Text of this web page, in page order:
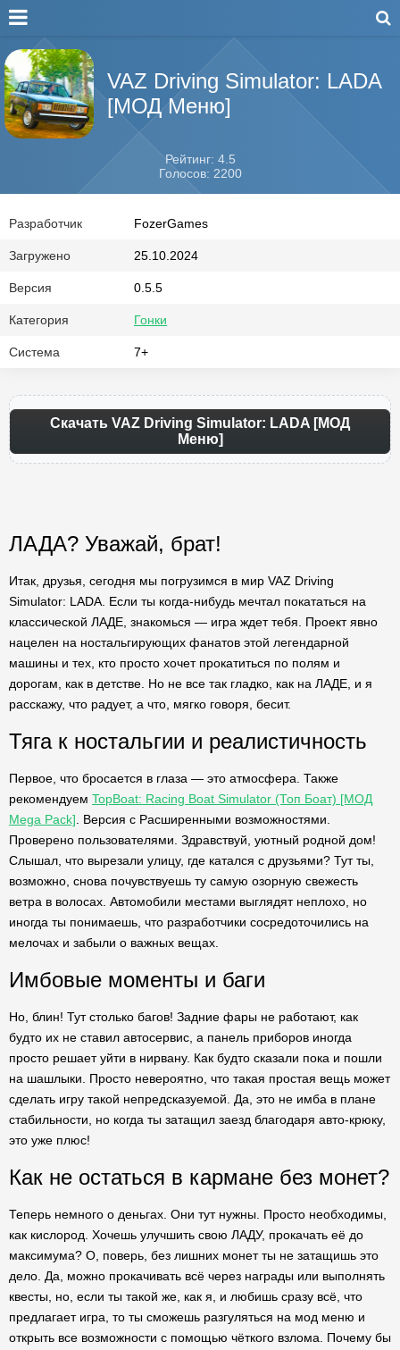
VAZ Driving Simulator: LADA
[МОД Меню]
Рейтинг: 4.5
Голосов: 2200
Разработчик FozerGames
Загружено 25.10.2024
Версия 0.5.5
Категория Гонки
Система 7+
Скачать VAZ Driving Simulator: LADA [МОД
Меню]
ЛАДА? Уважай, брат!
Итак, друзья, сегодня мы погрузимся в мир VAZ Driving
Simulator: LADA. Если ты когда-нибудь мечтал покататься на
классической ЛАДЕ, знакомься — игра ждет тебя. Проект явно
нацелен на ностальгирующих фанатов этой легендарной
машины и тех, кто просто хочет прокатиться по полям и
дорогам, как в детстве. Но не все так гладко, как на ЛАДЕ, и я
расскажу, что радует, а что, мягко говоря, бесит.
Тяга к ностальгии и реалистичность
Первое, что бросается в глаза — это атмосфера. Также
рекомендуем TopBoat: Racing Boat Simulator (Топ Боат) [МОД
Mega Pack] . Версия с Расширенными возможностями.
Проверено пользователями. Здравствуй, уютный родной дом!
Слышал, что вырезали улицу, где катался с друзьями? Тут ты,
возможно, снова почувствуешь ту самую озорную свежесть
ветра в волосах. Автомобили местами выглядят неплохо, но
иногда ты понимаешь, что разработчики сосредоточились на
мелочах и забыли о важных вещах.
Имбовые моменты и баги
Но, блин! Тут столько багов! Задние фары не работают, как
будто их не ставил автосервис, а панель приборов иногда
просто решает уйти в нирвану. Как будто сказали пока и пошли
на шашлыки. Просто невероятно, что такая простая вещь может
сделать игру такой непредсказуемой. Да, это не имба в плане
стабильности, но когда ты затащил заезд благодаря авто-крюку,
это уже плюс!
Как не остаться в кармане без монет?
Теперь немного о деньгах. Они тут нужны. Просто необходимы,
как кислород. Хочешь улучшить свою ЛАДУ, прокачать её до
максимума? О, поверь, без лишних монет ты не затащишь это
дело. Да, можно прокачивать всё через награды или выполнять
квесты, но, если ты такой же, как я, и любишь сразу всё, что
предлагает игра, то ты сможешь разгуляться на мод меню и
открыть все возможности с помощью чёткого взлома. Почему бы